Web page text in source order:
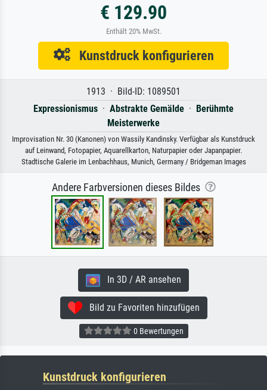
€ 129.90
Enthält 20% MwSt.
Kunstdruck konfigurieren
1913 · Bild-ID: 1089501
Expressionismus · Abstrakte Gemälde · Berühmte
Meisterwerke
Improvisation Nr. 30 (Kanonen) von Wassily Kandinsky. Verfügbar als Kunstdruck
auf Leinwand, Fotopapier, Aquarellkarton, Naturpapier oder Japanpapier.
Stadtische Galerie im Lenbachhaus, Munich, Germany / Bridgeman Images
Andere Farbversionen dieses Bildes
In 3D / AR ansehen
Bild zu Favoriten hinzufügen
0 Bewertungen
Kunstdruck konfigurieren